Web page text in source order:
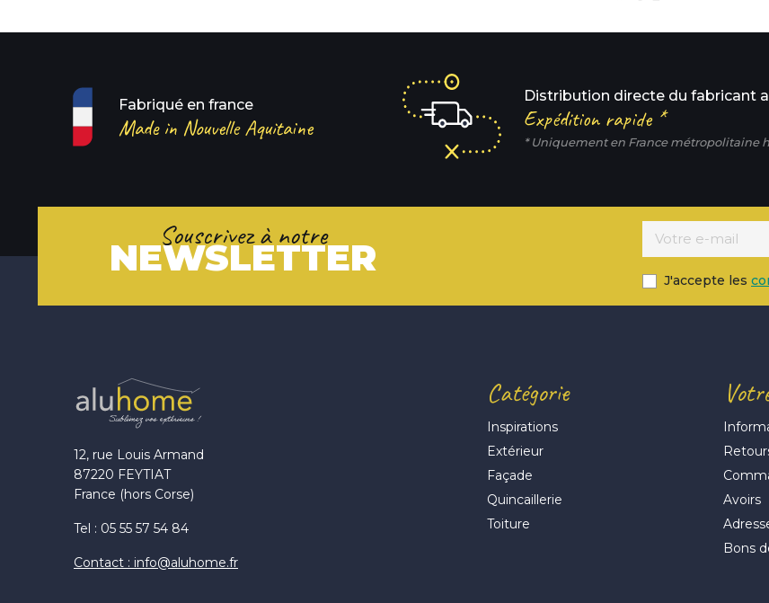
Fabriqué en france
Made in Nouvelle Aquitaine
Distribution directe du fabricant
Expédition rapide *
* Uniquement en France métropolitaine
Souscrivez à notre
NEWSLETTER
J'accepte les
12, rue Louis Armand
87220 FEYTIAT
France (hors Corse)
Tel : 05 55 57 54 84
Contact : info@aluhome.fr
Avoirs
Bons
Catégorie
Inspirations
Extérieur
Façade
Quincaillerie
Toiture